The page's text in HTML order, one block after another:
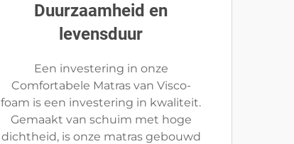
Duurzaamheid en
levensduur
Een investering in onze
Comfortabele Matras van Visco-
foam is een investering in kwaliteit.
Gemaakt van schuim met hoge
dichtheid, is onze matras gebouwd